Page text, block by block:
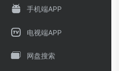
手机端APP
电视端APP
网盘搜索